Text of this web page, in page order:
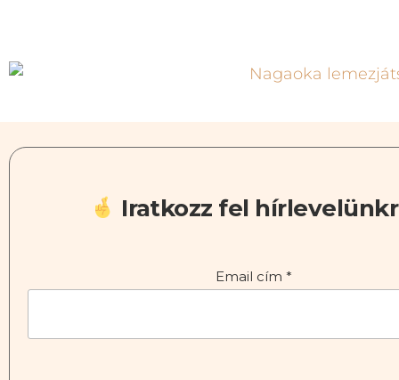
Iratkozz fel
Email cím *